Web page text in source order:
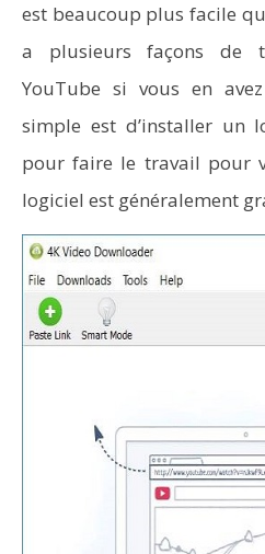
est beaucoup plus facile
a plusieurs façons de
YouTube si vous en
simple est d’installer un
pour faire le travail pour
logiciel est généralement